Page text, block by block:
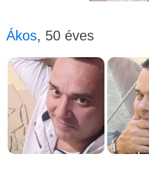
Ákos, 50 éves